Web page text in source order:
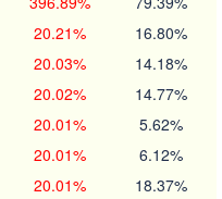
20.21% 16.80%
20.03% 14.18%
20.02% 14.77%
20.01% 5.62%
20.01% 6.12%
20.01% 18.37%